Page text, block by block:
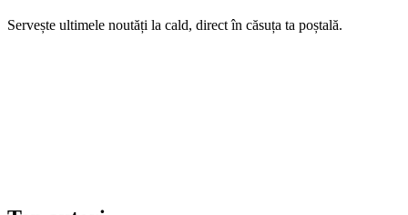
Servește ultimele noutăți la cald, direct în căsuța ta poștală.